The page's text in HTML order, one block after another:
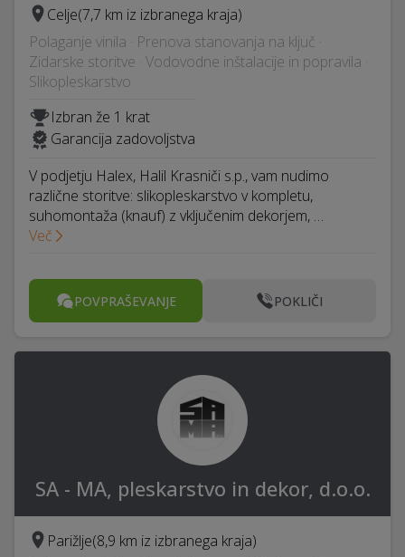
Celje(7,7 km iz izbranega kraja)
Polaganje vinila · Prenova stanovanja na ključ ·
Zidarske storitve · Vodovodne inštalacije in popravila ·
Slikopleskarstvo
Izbran že 1 krat
Garancija zadovoljstva
V podjetju Halex, Halil Krasniči s.p., vam nudimo
različne storitve: slikopleskarstvo v kompletu,
suhomontaža (knauf) z vključenim dekorjem, …
Več
POVPRAŠEVANJE POKLIČI
SA - MA, pleskarstvo in dekor, d.o.o.
Parižlje(8,9 km iz izbranega kraja)